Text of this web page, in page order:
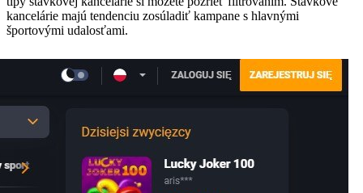
kancelárie majú tendenciu zosúladiť kampane s hlavnými
športovými udalosťami.